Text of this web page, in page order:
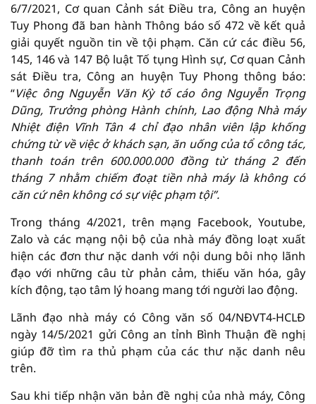
6/7/2021, Cơ quan Cảnh sát Điều tra, Công an huyện
Tuy Phong đã ban hành Thông báo số 472 về kết quả
giải quyết nguồn tin về tội phạm. Căn cứ các điều 56,
145, 146 và 147 Bộ luật Tố tụng Hình sự, Cơ quan Cảnh
sát Điều tra, Công an huyện Tuy Phong thông báo:
“Việc ông Nguyễn Văn Kỳ tố cáo ông Nguyễn Trọng
Dũng, Trưởng phòng Hành chính, Lao động Nhà máy
Nhiệt điện Vĩnh Tân 4 chỉ đạo nhân viên lập khống
chứng từ về việc ở khách sạn, ăn uống của tổ công tác,
thanh toán trên 600.000.000 đồng từ tháng 2 đến
tháng 7 nhằm chiếm đoạt tiền nhà máy là không có
căn cứ nên không có sự việc phạm tội”.
Trong tháng 4/2021, trên mạng Facebook, Youtube,
Zalo và các mạng nội bộ của nhà máy đồng loạt xuất
hiện các đơn thư nặc danh với nội dung bôi nhọ lãnh
đạo với những câu từ phản cảm, thiếu văn hóa, gây
kích động, tạo tâm lý hoang mang tới người lao động.
Lãnh đạo nhà máy có Công văn số 04/NĐVT4-HCLĐ
ngày 14/5/2021 gửi Công an tỉnh Bình Thuận đề nghị
giúp đỡ tìm ra thủ phạm của các thư nặc danh nêu
trên.
Sau khi tiếp nhận văn bản đề nghị của nhà máy, Công